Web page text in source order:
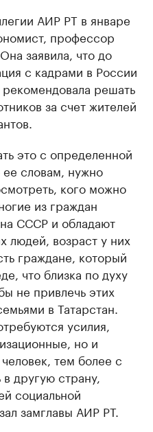
АИР РТ в январе
профессор
заявила, что до
с кадрами в России
решать
за счет жителей
это с определенной
словам, нужно
кого можно
из граждан
СССР и обладают
людей, возраст у них
граждане, который
что близка по духу
не привлечь этих
в Татарстан.
усилия,
но и
тем более с
другую страну,
социальной
замглавы АИР РТ.